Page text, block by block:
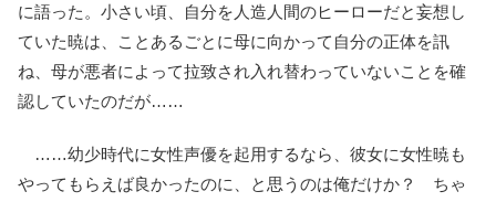
に語った。小さい頃、自分を人造人間のヒーローだと妄想し
ていた暁は、ことあるごとに母に向かって自分の正体を訊
ね、母が悪者によって拉致され入れ替わっていないことを確
認していたのだが……
……幼少時代に女性声優を起用するなら、彼女に女性暁も
やってもらえば良かったのに、と思うのは俺だけか？ ちゃ